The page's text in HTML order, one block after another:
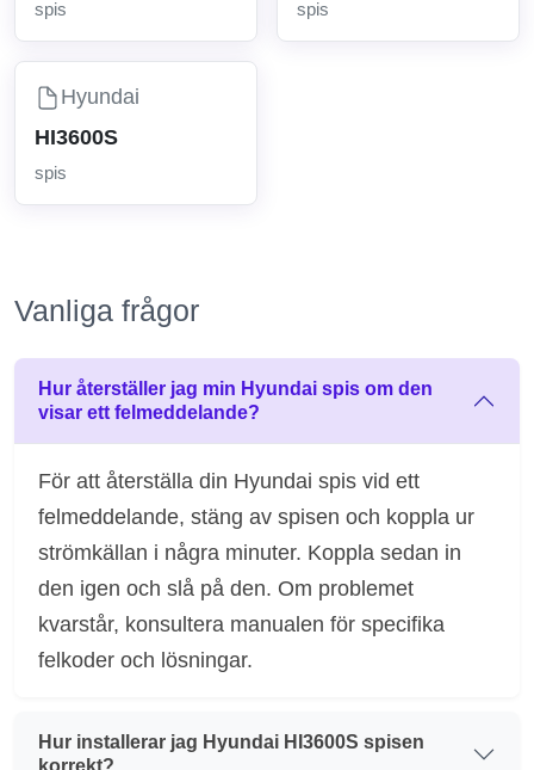
spis spis
Hyundai
HI3600S
spis
Vanliga frågor
Hur återställer jag min Hyundai spis om den
visar ett felmeddelande?
För att återställa din Hyundai spis vid ett
felmeddelande, stäng av spisen och koppla ur
strömkällan i några minuter. Koppla sedan in
den igen och slå på den. Om problemet
kvarstår, konsultera manualen för specifika
felkoder och lösningar.
Hur installerar jag Hyundai HI3600S spisen
korrekt?